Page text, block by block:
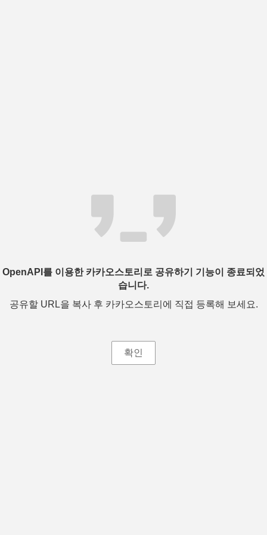
OpenAPI를 이용한 카카오스토리로 공유하기 기능이 종료되었
습니다.
공유할 URL을 복사 후 카카오스토리에 직접 등록해 보세요.
확인